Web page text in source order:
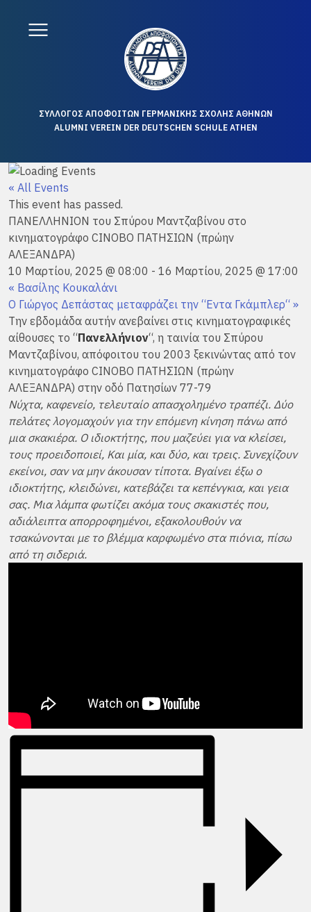
ΣΥΛΛΟΓΟΣ ΑΠΟΦΟΙΤΩΝ ΓΕΡΜΑΝΙΚΗΣ ΣΧΟΛΗΣ ΑΘΗΝΩΝ
ALUMNI VEREIN DER DEUTSCHEN SCHULE ATHEN
« All Events
This event has passed.
ΠΑΝΕΛΛΗΝΙΟΝ του Σπύρου Μαντζαβίνου στο
κινηματογράφο CINOBO ΠΑΤΗΣΙΩΝ (πρώην
ΑΛΕΞΑΝΔΡΑ)
10 Μαρτίου, 2025 @ 08:00 - 16 Μαρτίου, 2025 @ 17:00
« Βασίλης Κουκαλάνι
Ο Γιώργος Δεπάστας μεταφράζει την “Εντα Γκάμπλερ“ »
Την εβδομάδα αυτήν ανεβαίνει στις κινηματογραφικές
αίθουσες το “Πανελλήνιον“, η ταινία του Σπύρου
Μαντζαβίνου, απόφοιτου του 2003 ξεκινώντας από τον
κινηματογράφο CINOBO ΠΑΤΗΣΙΩΝ (πρώην
ΑΛΕΞΑΝΔΡΑ) στην οδό Πατησίων 77-79
Νύχτα, καφενείο, τελευταίο απασχολημένο τραπέζι. Δύο
πελάτες λογομαχούν για την επόμενη κίνηση πάνω από
μια σκακιέρα. Ο ιδιοκτήτης, που μαζεύει για να κλείσει,
τους προειδοποιεί, Και μία, και δύο, και τρεις. Συνεχίζουν
εκείνοι, σαν να μην άκουσαν τίποτα. Βγαίνει έξω ο
ιδιοκτήτης, κλειδώνει, κατεβάζει τα κεπένγκια, και γεια
σας. Μια λάμπα φωτίζει ακόμα τους σκακιστές που,
αδιάλειπτα απορροφημένοι, εξακολουθούν να
τσακώνονται με το βλέμμα καρφωμένο στα πιόνια, πίσω
από τη σιδεριά.